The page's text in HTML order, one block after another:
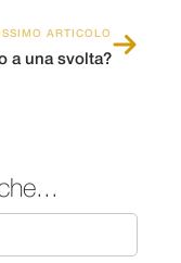
ARTICOLO
a una svolta?